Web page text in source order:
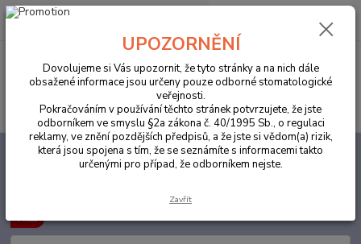
Menu
Hledat
0,00 Kč
ORDINACE ProGlass Plus A3 kapsle 50ks
Akce
UPOZORNĚNÍ
Dovolujeme si Vás upozornit, že tyto stránky a na nich dále
obsažené informace jsou určeny pouze odborné stomatologické
veřejnosti.
Pokračováním v používání těchto stránek potvrzujete, že jste
odborníkem ve smyslu §2a zákona č. 40/1995 Sb., o regulaci
reklamy, ve znění pozdějších předpisů, a že jste si vědom(a) rizik,
která jsou spojena s tím, že se seznámíte s informacemi takto
určenými pro případ, že odborníkem nejste.
Zavřít